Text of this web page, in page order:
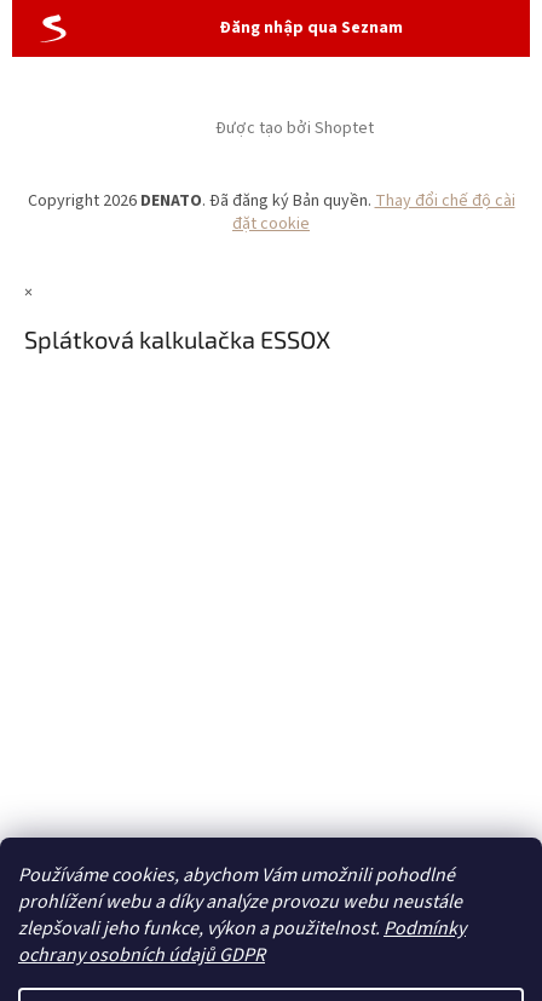
Používáme cookies, abychom Vám umožnili pohodlné
prohlížení webu a díky analýze provozu webu neustále
zlepšovali jeho funkce, výkon a použitelnost. Podmínky
ochrany osobních údajů GDPR
Đăng nhập qua Seznam
Được tạo bởi Shoptet
Copyright 2026 DENATO. Đã đăng ký Bản quyền.Thay đổi chế độ cài
đặt cookie
×
Splátková kalkulačka ESSOX